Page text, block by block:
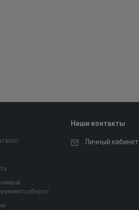
Наши контакты
Личный кабинет